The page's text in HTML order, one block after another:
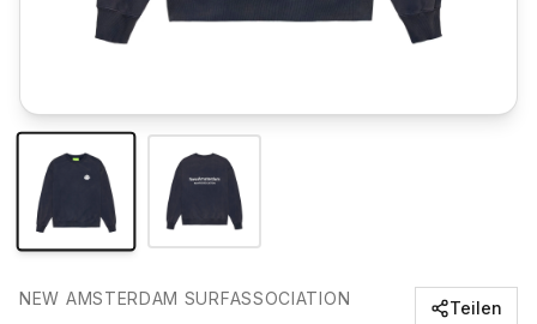
NEW AMSTERDAM SURFASSOCIATION Teilen